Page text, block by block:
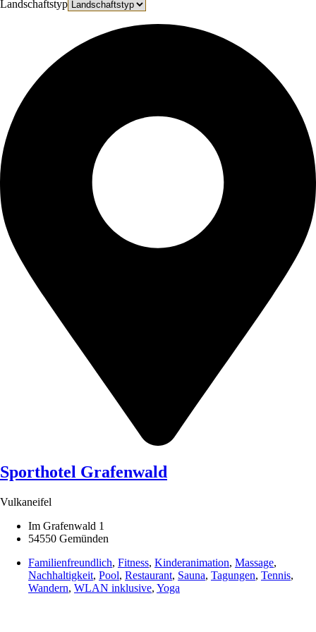
Landschaftstyp
Sporthotel Grafenwald
Vulkaneifel
Im Grafenwald 1
54550 Gemünden
Familienfreundlich, Fitness, Kinderanimation, Massage,
Nachhaltigkeit, Pool, Restaurant, Sauna, Tagungen, Tennis,
Wandern, WLAN inklusive, Yoga